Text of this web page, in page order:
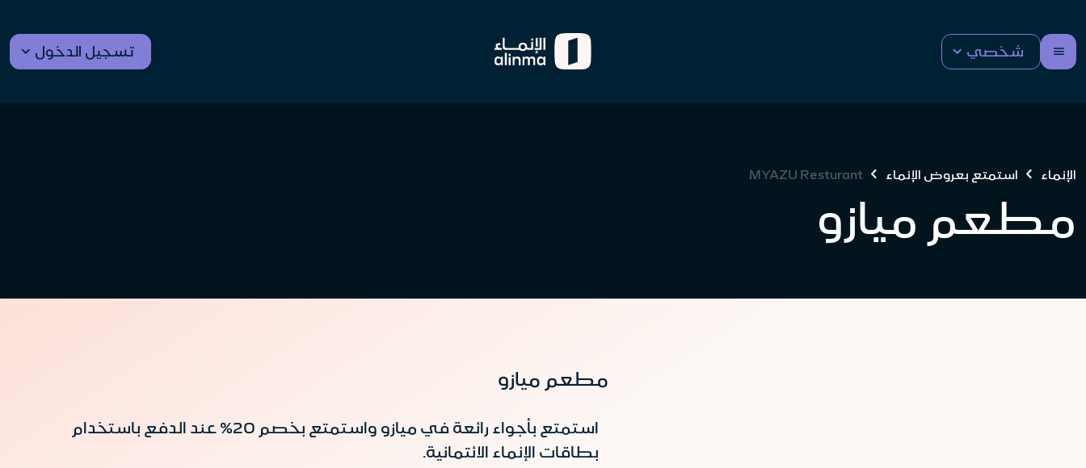
شخصي تسجيل الدخول
الإنماء استمتع بعروض الإنماء MYAZU Resturant
مطعم ميازو
مطعم ميازو
استمتع بأجواء رائعة في ميازو واستمتع بخصم 20% عند الدفع باستخدام
بطاقات الإنماء الائتمانية.